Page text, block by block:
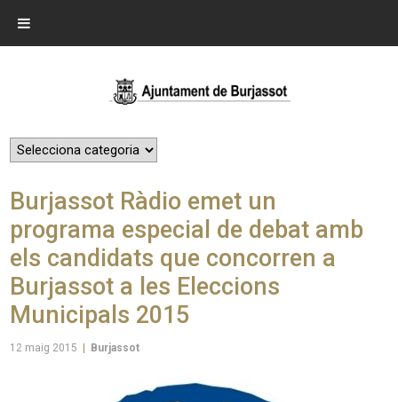
Burjassot Ràdio emet un
programa especial de debat amb
els candidats que concorren a
Burjassot a les Eleccions
Municipals 2015
12 maig 2015 Burjassot